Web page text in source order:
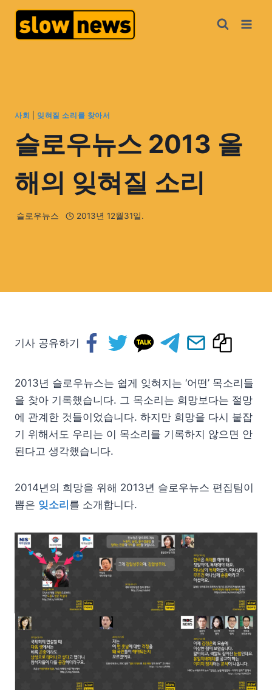
사회 잊혀질 소리를 찾아서
슬로우뉴스 2013 올
해의 잊혀질 소리
슬로우뉴스 2013년 12월31일.
기사 공유하기
2013년 슬로우뉴스는 쉽게 잊혀지는 ‘어떤’ 목소리들
을 찾아 기록했습니다. 그 목소리는 희망보다는 절망
에 관계한 것들이었습니다. 하지만 희망을 다시 붙잡
기 위해서도 우리는 이 목소리를 기록하지 않으면 안
된다고 생각했습니다.
2014년의 희망을 위해 2013년 슬로우뉴스 편집팀이
뽑은 잊소리 를 소개합니다.